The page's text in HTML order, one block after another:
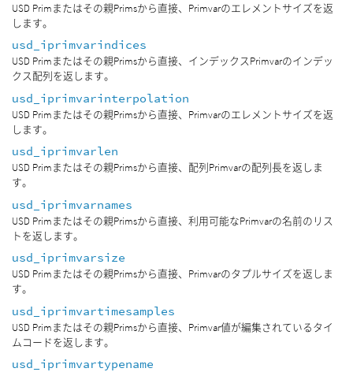
USD Primまたはその親Primsから直接、Primvarのエレメントサイズを返
します。
usd_iprimvarindices
USD Primまたはその親Primsから直接、インデックスPrimvarのインデッ
クス配列を返します。
usd_iprimvarinterpolation
USD Primまたはその親Primsから直接、Primvarのエレメントサイズを返
します。
usd_iprimvarlen
USD Primまたはその親Primsから直接、配列Primvarの配列長を返しま
す。
usd_iprimvarnames
USD Primまたはその親Primsから直接、利用可能なPrimvarの名前のリス
トを返します。
usd_iprimvarsize
USD Primまたはその親Primsから直接、Primvarのタプルサイズを返しま
す。
usd_iprimvartimesamples
USD Primまたはその親Primsから直接、Primvar値が編集されているタイ
ムコードを返します。
usd_iprimvartypename